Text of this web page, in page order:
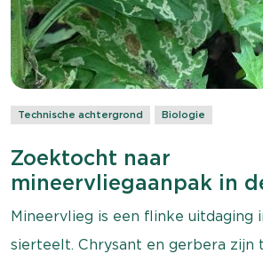
Technische achtergrond Biologie
Zoektocht naar
mineervliegaanpak in
Mineervlieg is een flinke uitdaging
sierteelt. Chrysant en gerbera zijn